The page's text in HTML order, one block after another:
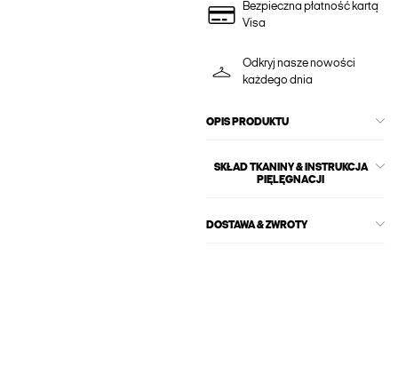
Bezpieczna płatność kartą
Visa
Odkryj nasze nowości
każdego dnia
OPIS PRODUKTU
SKŁAD TKANINY & INSTRUKCJA
PIĘLĘGNACJI
DOSTAWA & ZWROTY